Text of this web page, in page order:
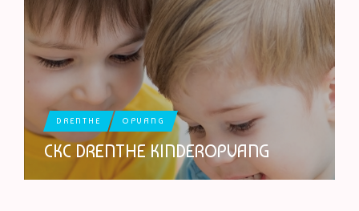
DRENTHE OPVANG
CKC DRENTHE KINDEROPVANG